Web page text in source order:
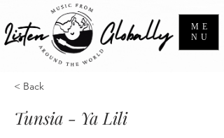
ME
NU
< Back
Tunsia - Ya Lili